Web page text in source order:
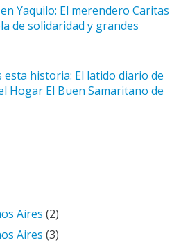
Yaquilo: El merendero Caritas
de solidaridad y grandes
esta historia: El latido diario de
Hogar El Buen Samaritano de
Aires (2)
Aires (3)